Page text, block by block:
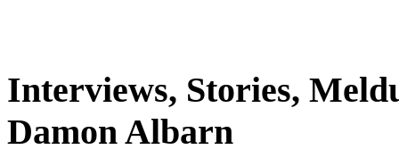
Interviews, Stories,
Damon Albarn